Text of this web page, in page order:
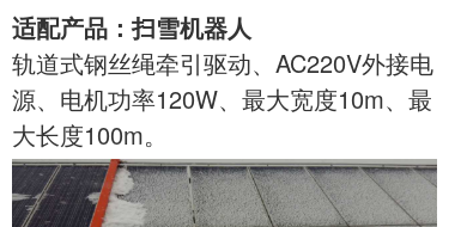
适配产品：扫雪机器人
轨道式钢丝绳牵引驱动、AC220V外接电
源、电机功率120W、最大宽度10m、最
大长度100m。